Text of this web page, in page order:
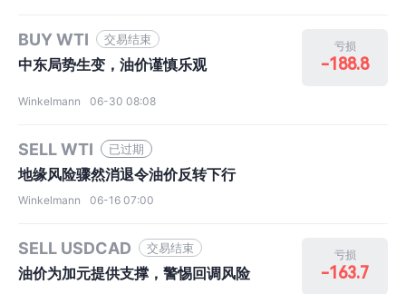
BUY WTI 交易结束
中东局势生变，油价谨慎乐观
亏损
-188.8
Winkelmann 06-30 08:08
SELL WTI 已过期
地缘风险骤然消退令油价反转下行
Winkelmann 06-16 07:00
SELL USDCAD 交易结束
油价为加元提供支撑，警惕回调风险
亏损
-163.7